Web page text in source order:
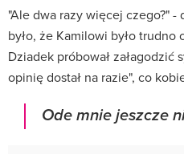
"Ale dwa razy więcej czego?" -
było, że Kamilowi było trudno
Dziadek próbował załagodzić
opinię dostał na razie", co
Ode mnie jeszcze